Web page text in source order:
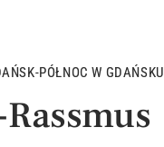
PÓŁNOC W GDAŃSKU